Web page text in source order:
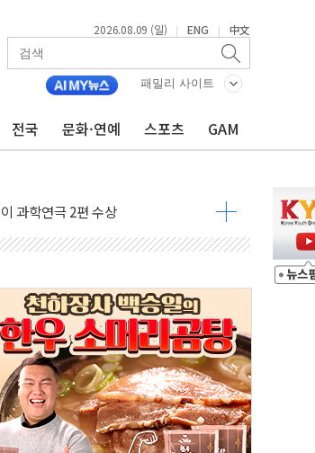
2026.08.09 (일) | ENG | 中文
패밀리 사이트
전국 문화·연예 스포츠 GAM
비...호우 피해 없어
인 핫플레이스로 부상
·비거주 1주택 등 여론 수렴"
AI 홈네트워크 구현 첫발
난방기술 개발한다
이터 확대
장, 원전 현장점검
대표 발의